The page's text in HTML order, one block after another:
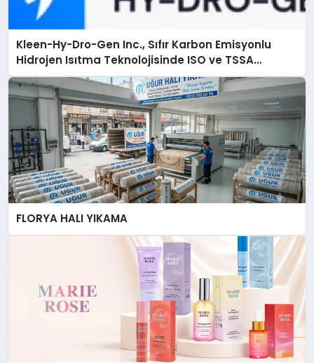
Kleen-Hy-Dro-Gen Inc., Sıfır Karbon Emisyonlu
Hidrojen Isıtma Teknolojisinde ISO ve TSSA
Düzenleyici Onaylarını Aldı
FLORYA HALI YIKAMA